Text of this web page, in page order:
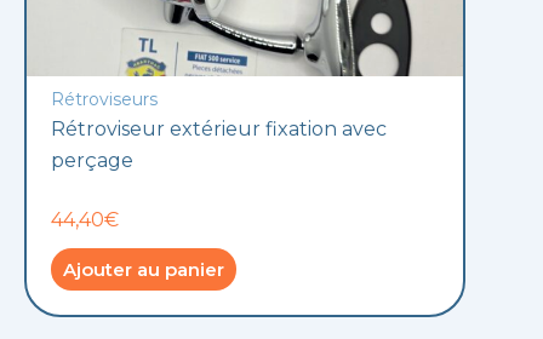
Rétroviseurs
Rétroviseur extérieur fixation avec
perçage
44,40€
Ajouter au panier